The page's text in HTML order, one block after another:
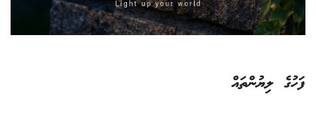
ފަހުގެ ލިޔުންތައް